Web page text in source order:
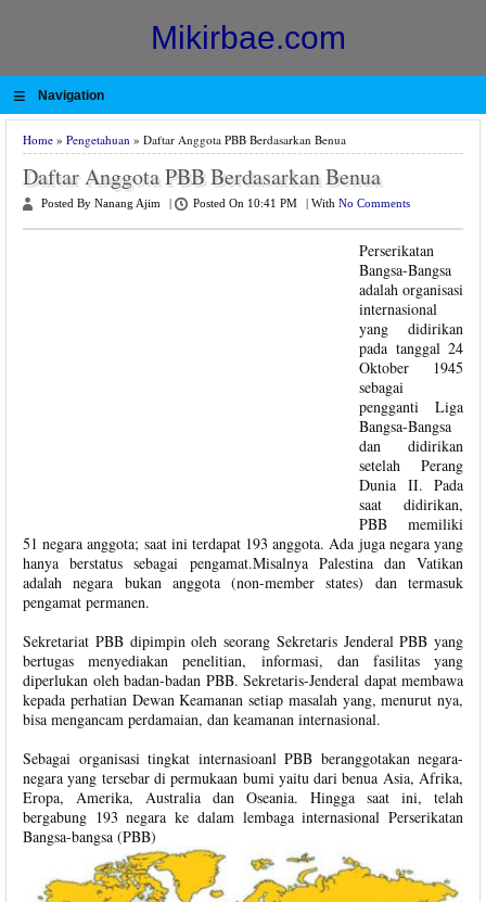
Mikirbae.com
≡ Navigation
Home » Pengetahuan » Daftar Anggota PBB Berdasarkan Benua
Daftar Anggota PBB Berdasarkan Benua
Posted By Nanang Ajim Posted On 10:41 PM With No Comments
Perserikatan
Bangsa-Bangsa
adalah organisasi
internasional
yang didirikan
pada tanggal 24
Oktober 1945
sebagai
pengganti Liga
Bangsa-Bangsa
dan didirikan
setelah Perang
Dunia II. Pada
saat didirikan,
PBB memiliki
51 negara anggota; saat ini terdapat 193 anggota. Ada juga negara yang
hanya berstatus sebagai pengamat.Misalnya Palestina dan Vatikan
adalah negara bukan anggota (non-member states) dan termasuk
pengamat permanen.
Sekretariat PBB dipimpin oleh seorang Sekretaris Jenderal PBB yang
bertugas menyediakan penelitian, informasi, dan fasilitas yang
diperlukan oleh badan-badan PBB. Sekretaris-Jenderal dapat membawa
kepada perhatian Dewan Keamanan setiap masalah yang, menurut nya,
bisa mengancam perdamaian, dan keamanan internasional.
Sebagai organisasi tingkat internasioanl PBB beranggotakan negara-
negara yang tersebar di permukaan bumi yaitu dari benua Asia, Afrika,
Eropa, Amerika, Australia dan Oseania. Hingga saat ini, telah
bergabung 193 negara ke dalam lembaga internasional Perserikatan
Bangsa-bangsa (PBB)